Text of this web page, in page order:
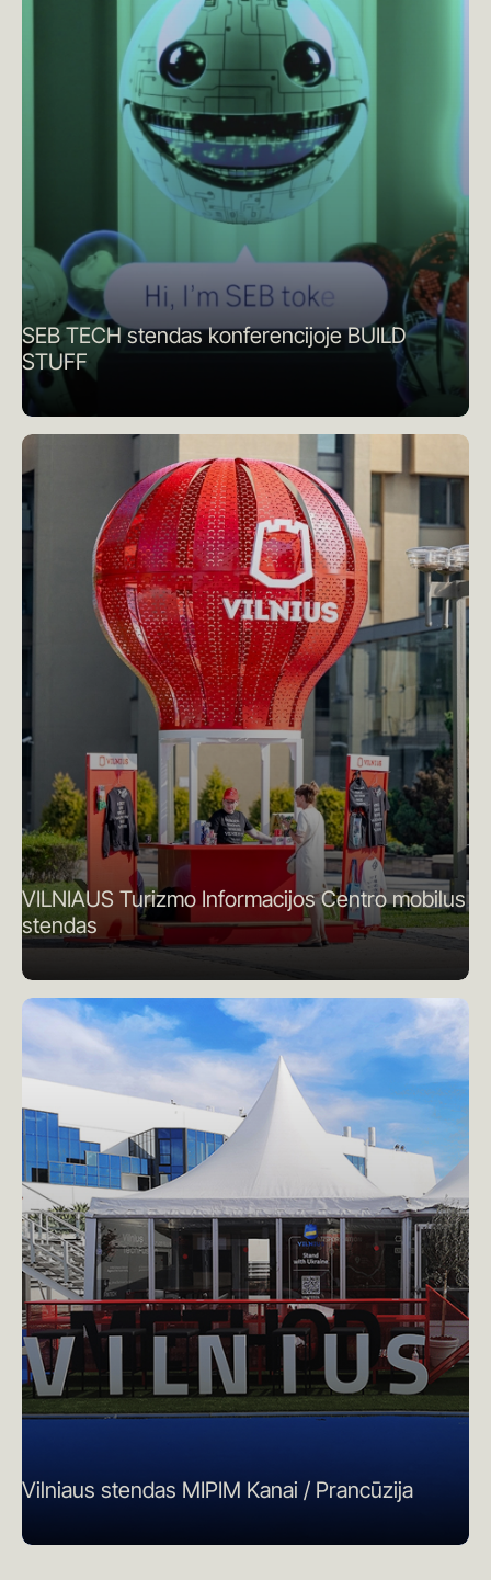
SEB TECH stendas konferencijoje BUILD
STUFF
VILNIAUS Turizmo Informacijos Centro mobilus
stendas
Vilniaus stendas MIPIM Kanai / Prancūzija